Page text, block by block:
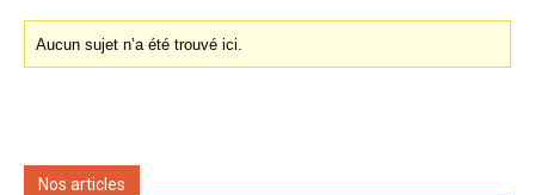
Aucun sujet n’a été trouvé ici.
Nos articles